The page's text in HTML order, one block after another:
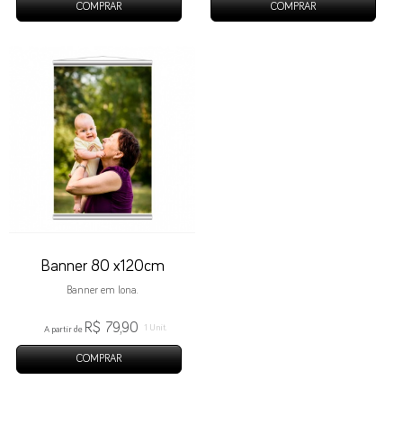
COMPRAR COMPRAR
Banner 80 x120cm
Banner em lona.
A partir de R$ 79,90 1 Unit.
COMPRAR